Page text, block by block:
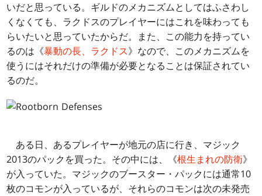
いだと思っている。ギルドのメカニズムとしてはふさわし
くなくても、ラクドスのプレイヤーにはこれを味わっても
らいたいと思っていたからだ。また、この能力を持ってい
るのは《暴動の長、ラクドス》なので、このメカニズムを
使うにはそれだけの準備が必要となることは保証されてい
るのだ。
ある日、あるプレイヤーが地元の店に行き、マジック
2013のパックを買った。その中には、《根生まれの防衛》
が入っていた。マジックのブースター・パックには通常10
枚のコモンが入っているが、それらのコモンは次の未発売